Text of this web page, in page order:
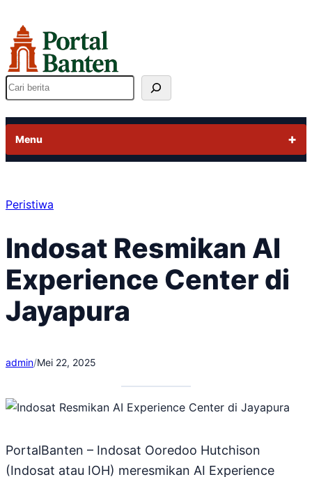
ke
konten
Cari
Menu
Peristiwa
Indosat Resmikan AI
Experience Center di
Jayapura
admin/Mei 22, 2025
PortalBanten – Indosat Ooredoo Hutchison
(Indosat atau IOH) meresmikan AI Experience